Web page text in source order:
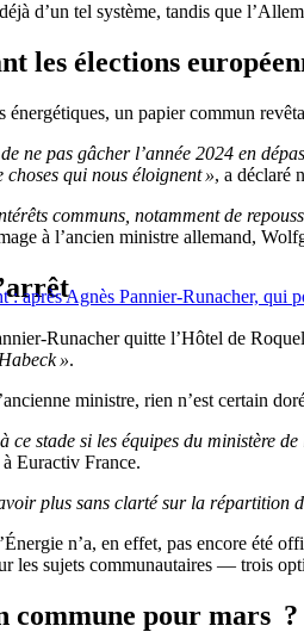
d’un tel système, tandis que
les élections
énergétiques, un papier commun
ne pas gâcher l’année 2024 en
qui nous éloignent », a déclaré
communs, notamment de
à l’ancien ministre allemand,
: après Agnès Pannier-Runacher, qui
Runacher quitte l’Hôtel de
».
ministre, rien n’est certain
ce stade si les équipes du ministère
Euractiv France.
plus sans clarté sur la répartition
n’a, en effet, pas encore été
les sujets communautaires — trois
commune pour mars ?